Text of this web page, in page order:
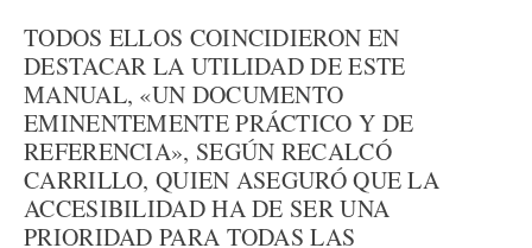
TODOS ELLOS COINCIDIERON EN
DESTACAR LA UTILIDAD DE ESTE
MANUAL, «UN DOCUMENTO
EMINENTEMENTE PRÁCTICO Y DE
REFERENCIA», SEGÚN RECALCÓ
CARRILLO, QUIEN ASEGURÓ QUE LA
ACCESIBILIDAD HA DE SER UNA
PRIORIDAD PARA TODAS LAS